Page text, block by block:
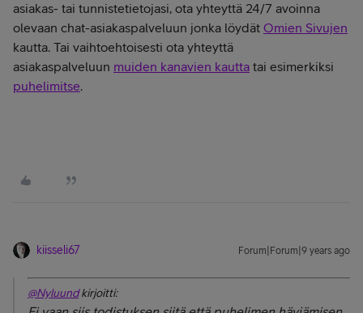
asiakas- tai tunnistetietojasi, ota yhteyttä 24/7 avoinna
olevaan chat-asiakaspalveluun jonka löydät Omien Sivujen
kautta. Tai vaihtoehtoisesti ota yhteyttä
asiakaspalveluun muiden kanavien kautta tai esimerkiksi
puhelimitse.
kiisseli67 Forum|Forum|9 years ago
@Nyluundkirjoitti: